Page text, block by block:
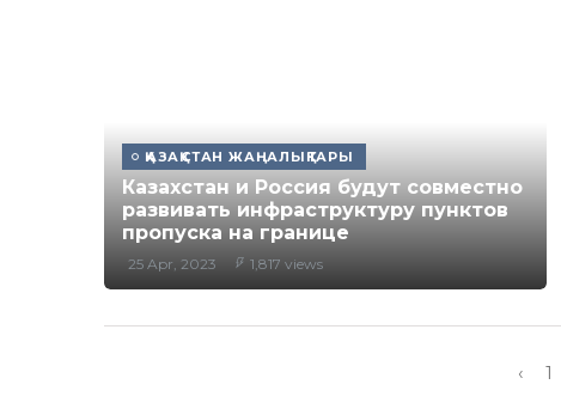
ҚАЗАҚСТАН ЖАҢАЛЫҚТАРЫ
Казахстан и Россия будут совместно
развивать инфраструктуру пунктов
пропуска на границе
25 Apr, 2023 1,817 views
‹ 1